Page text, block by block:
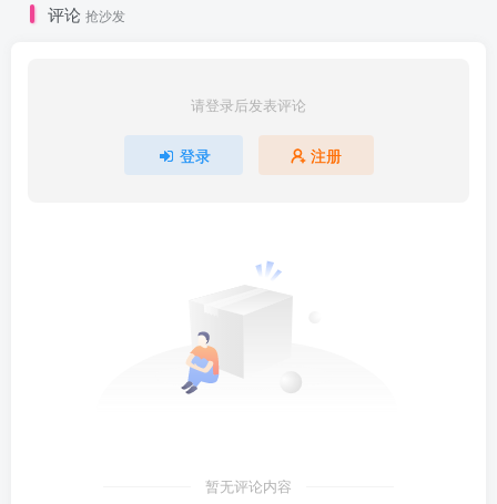
评论 抢沙发
请登录后发表评论
登录 注册
暂无评论内容